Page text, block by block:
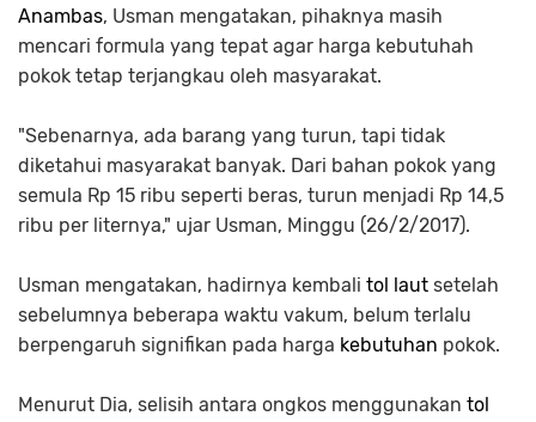
Anambas, Usman mengatakan, pihaknya masih
mencari formula yang tepat agar harga kebutuhah
pokok tetap terjangkau oleh masyarakat.
‎"Sebenarnya, ada barang yang turun, tapi tidak
diketahui masyarakat banyak. Dari bahan pokok yang
semula Rp 15 ribu seperti beras, turun menjadi Rp 14,5
ribu per liternya," ujar Usman, Minggu (26/2/2017).
‎Usman mengatakan, hadirnya kembali tol laut setelah
sebelumnya beberapa waktu vakum, belum terlalu
berpengaruh signifikan pada harga kebutuhan pokok.
Menurut Dia, selisih antara ongkos menggunakan tol